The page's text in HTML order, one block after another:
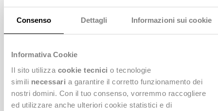
Consenso Dettagli Informazioni sui cookie
Informativa Cookie
Il sito utilizza cookie tecnici o tecnologie
simili necessari a garantire il corretto funzionamento dei
nostri domini. Con il tuo consenso, vorremmo raccogliere
ed utilizzare anche ulteriori cookie statistici e di
aiuta a realizzare la trasformazione digitale delle
Amministrazioni perché propone una visione
delle milestone con cui misurarne nel tempo la
Dobbiamo augurarci che la legislatura che verrà
vorrà continuare a lavorare in questa direzione.
Anche sul fronte del procurement è stato fatto